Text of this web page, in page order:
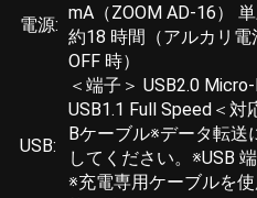
電源:
mA（ZOOM AD-16）
約18 時間（アルカリ電
OFF 時）
USB:
＜端子＞ USB2.0
USB1.1 Full Speed＜対
Bケーブル※データ転送
してください。※USB
※充電専用ケーブルを